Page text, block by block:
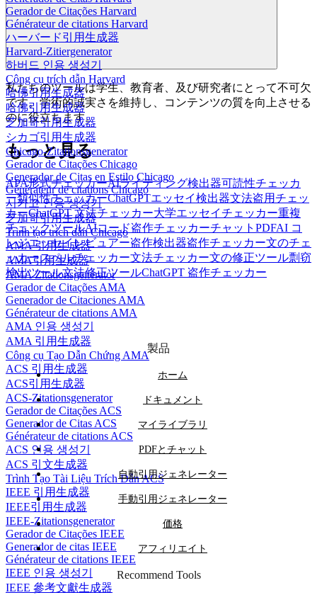
Gerador de Citações Harvard
Générateur de citations Harvard
ハーバード引用生成器
Harvard-Zitiergenerator
하버드 인용 생성기
Công cụ trích dẫn Harvard
哈佛引用生成器
哈佛引用生成器
芝加哥引用生成器
シカゴ引用生成器
Chicago-Zitationsgenerator
Gerador de Citações Chicago
Generador de Citas en Estilo Chicago
Générateur de citations Chicago
시카고 인용 생성기
芝加哥引用生成器
Trình tạo trích dẫn Chicago
AMA 引用生成器
AMA引用生成器
AMA Zitationsgenerator
Gerador de Citações AMA
Generador de Citaciones AMA
Générateur de citations AMA
AMA 인용 생성기
AMA 引用生成器
Công cụ Tạo Dẫn Chứng AMA
ACS 引用生成器
ACS引用生成器
ACS-Zitationsgenerator
Gerador de Citações ACS
Generador de Citas ACS
Générateur de citations ACS
ACS 인용 생성기
ACS 引文生成器
Trình Tạo Tài Liệu Trích Dẫn ACS
IEEE 引用生成器
IEEE引用生成器
IEEE-Zitationsgenerator
Gerador de Citações IEEE
Generador de citas IEEE
Générateur de citations IEEE
IEEE 인용 생성기
IEEE 參考文獻生成器
私たちのツールは学生、教育者、及び研究者にとって不可欠
です。学術的誠実さを維持し、コンテンツの質を向上させる
のに役立ちます。
もっと見る
APA形式チェッカーAIライティング検出器可読性チェッカ
ー類似性チェッカーChatGPTエッセイ検出器文法盗用チェッ
カーChatGPT 文法チェッカー大学エッセイチェッカー重複
チェックツールAIコード盗作チェッカーチャットPDFAI コ
レジエッセイレビュアー盗作検出器盗作チェッカー文のチェ
ッカースペルチェッカー文法チェッカー文の修正ツール剽窃
検出ツール文法修正ツールChatGPT 盗作チェッカー
製品
ホーム
ドキュメント
マイライブラリ
PDFとチャット
自動引用ジェネレーター
手動引用ジェネレーター
価格
アフィリエイト
Recommend Tools